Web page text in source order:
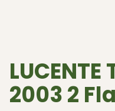
LUCENTE
2003 2